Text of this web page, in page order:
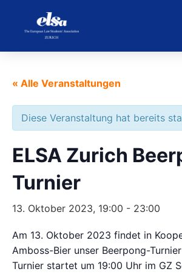
« Alle Veranstaltungen
Diese Veranstaltung hat bereits
ELSA Zurich
Turnier
13. Oktober 2023, 19:00 - 23:00
Am 13. Oktober 2023 findet in
Amboss-Bier unser Beerpong-
Turnier startet um 19:00 Uhr im GZ